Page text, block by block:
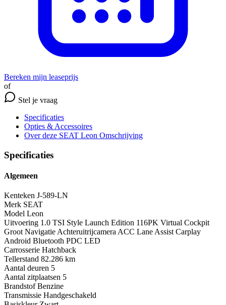
Bereken mijn leaseprijs
of
Stel je vraag
Specificaties
Opties & Accessoires
Over deze SEAT Leon Omschrijving
Specificaties
Algemeen
Kenteken J-589-LN
Merk SEAT
Model Leon
Uitvoering 1.0 TSI Style Launch Edition 116PK Virtual Cockpit
Groot Navigatie Achteruitrijcamera ACC Lane Assist Carplay
Android Bluetooth PDC LED
Carrosserie Hatchback
Tellerstand 82.286 km
Aantal deuren 5
Aantal zitplaatsen 5
Brandstof Benzine
Transmissie Handgeschakeld